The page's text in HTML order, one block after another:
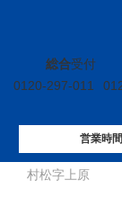
総合受付
0120-297-011
営業時間
イエステーショ
村松字上原